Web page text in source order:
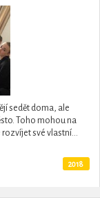
sedět doma, ale
Toho mohou na
své vlastní...
2018